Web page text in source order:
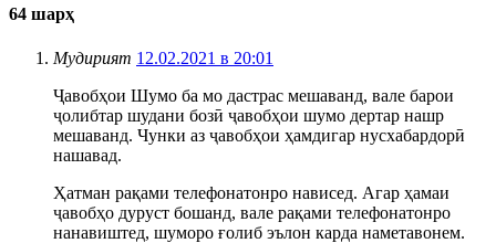
64 шарҳ
Мудирият 12.02.2021 в 20:01
Ҷавобҳои Шумо ба мо дастрас мешаванд, вале барои
ҷолибтар шудани бозӣ ҷавобҳои шумо дертар нашр
мешаванд. Чунки аз ҷавобҳои ҳамдигар нусхабардорӣ
нашавад.
Ҳатман рақами телефонатонро нависед. Агар ҳамаи
ҷавобҳо дуруст бошанд, вале рақами телефонатонро
нанавиштед, шуморо ғолиб эълон карда наметавонем.